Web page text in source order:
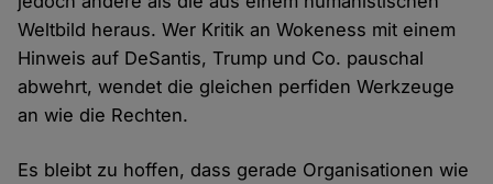
Weltbild heraus. Wer Kritik an Wokeness mit einem
Hinweis auf DeSantis, Trump und Co. pauschal
abwehrt, wendet die gleichen perfiden Werkzeuge
an wie die Rechten.
Es bleibt zu hoffen, dass gerade Organisationen wie